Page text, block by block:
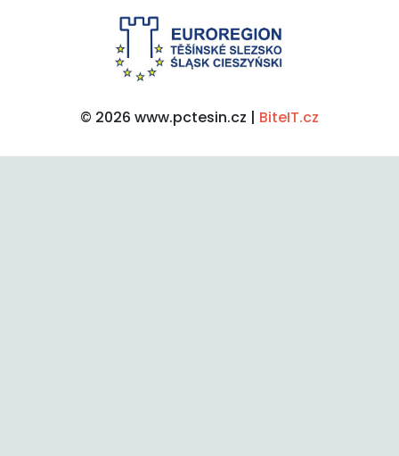
© 2026 www.pctesin.cz | BiteIT.cz